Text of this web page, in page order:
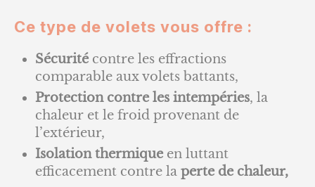
Ce type de volets vous offre :
Sécurité contre les effractions
comparable aux volets battants,
Protection contre les intempéries, la
chaleur et le froid provenant de
l’extérieur,
Isolation thermique en luttant
efficacement contre la perte de chaleur,